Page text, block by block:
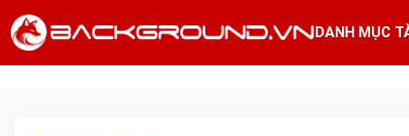
DANH MỤC